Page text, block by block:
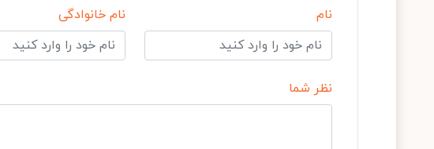
نام نام خانوادگی
نظر شما